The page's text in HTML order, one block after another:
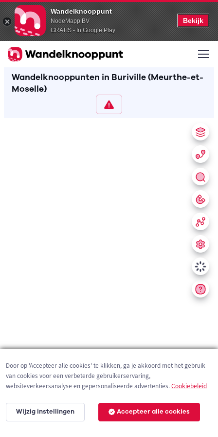
Wandelknooppunt
NodeMapp BV
GRATIS - In Google Play
Bekijk
Wandelknooppunten in Buriville (Meurthe-et-
Moselle)
200 m
Door op 'Accepteer alle cookies' te klikken, ga je akkoord met het gebruik
van cookies voor een verbeterde gebruikerservaring,
websiteverkeersanalyse en gepersonaliseerde advertenties.Cookiebeleid
Wijzig instellingen Accepteer alle cookies